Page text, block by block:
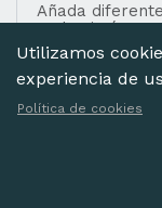
Añada
en las
Utilizamos
experiencia de
Política de cookies